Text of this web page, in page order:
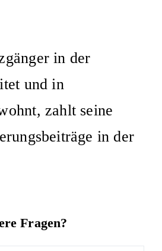
in der
und in
zahlt seine
in der
Fragen?